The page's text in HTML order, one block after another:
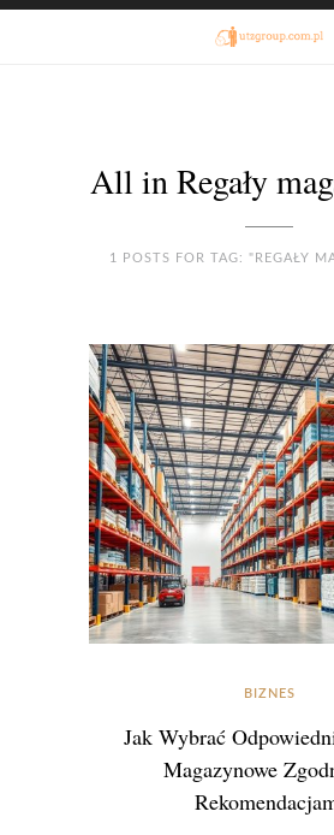
All in Regały
1 POSTS FOR TAG: "REGAŁY
BIZNES
Jak Wybrać
Magazynowe